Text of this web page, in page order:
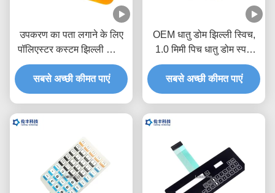
उपकरण का पता लगाने के लिए
पॉलिएस्टर कस्टम झिल्ली स्विच
पैड
सबसे अच्छी कीमत पाएं
OEM धातु डोम झिल्ली स्विच,
1.0 मिमी पिच धातु डोम स्पर्श
स्विच
सबसे अच्छी कीमत पाएं